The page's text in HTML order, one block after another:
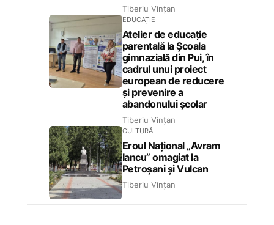
Tiberiu Vințan
EDUCAȚIE
Atelier de educație
parentală la Școala
gimnazială din Pui, în
cadrul unui proiect
european de reducere
și prevenire a
abandonului școlar
Tiberiu Vințan
CULTURĂ
Eroul Național „Avram
Iancu” omagiat la
Petroșani și Vulcan
Tiberiu Vințan